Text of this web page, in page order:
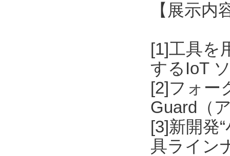
【展示内
[1]工具を
するIoT
[2]フォー
Guard（
[3]新開発
具ライン